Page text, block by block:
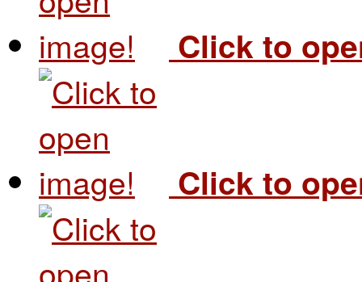
Click to
Click to